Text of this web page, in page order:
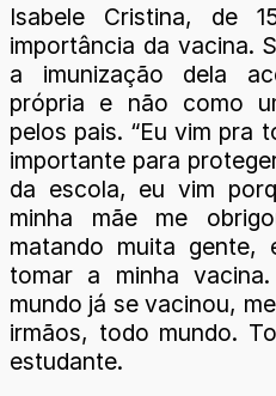
Isabele Cristina, de
importância da vacina.
a imunização dela
própria e não como
pelos pais. “Eu vim pra
importante para
da escola, eu vim
minha mãe me
matando muita gente,
tomar a minha
mundo já se vacinou,
irmãos, todo mundo.
estudante.